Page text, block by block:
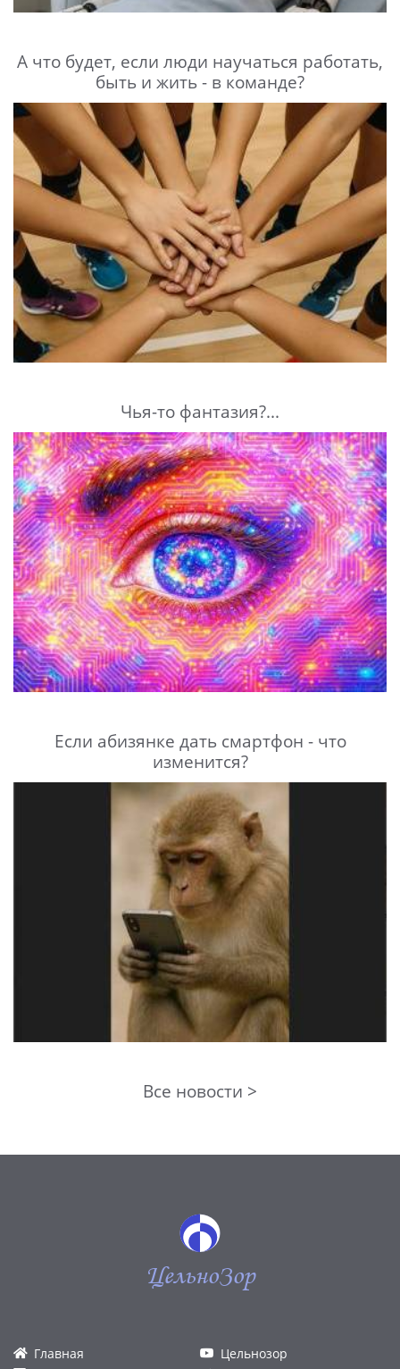
А что будет, если люди научаться работать,
быть и жить - в команде?
Чья-то фантазия?...
Если абизянке дать смартфон - что
изменится?
Все новости >
ЦельноЗор
Главная
Цельнозор